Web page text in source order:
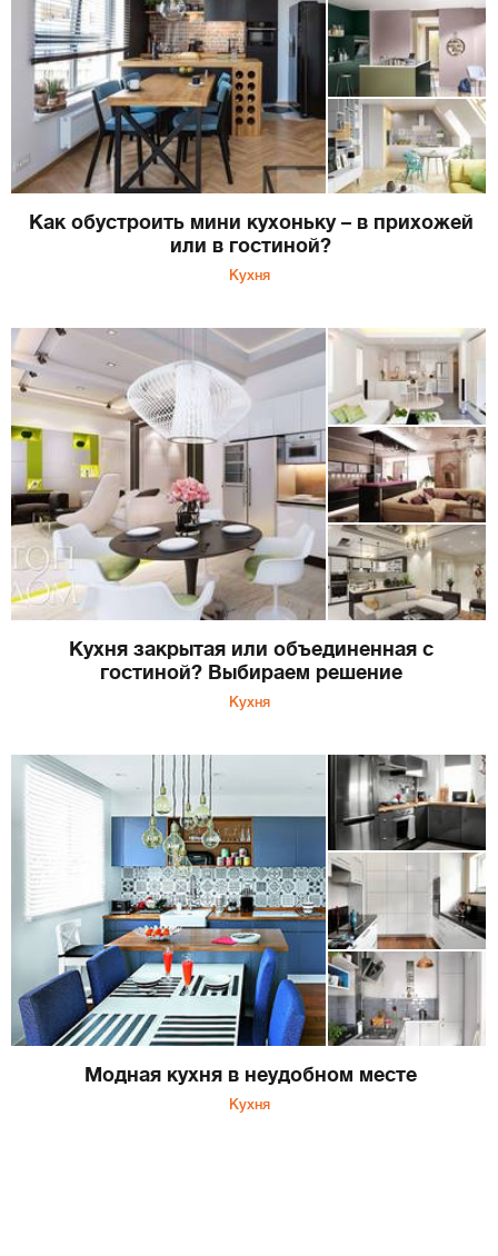
Как обустроить мини кухоньку – в прихожей
или в гостиной?
Кухня
Кухня закрытая или объединенная с
гостиной? Выбираем решение
Кухня
Модная кухня в неудобном месте
Кухня